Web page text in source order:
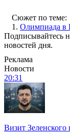
Сюжет по теме:
1. Олимпиада в
Подписывайтесь
новостей дня.
Реклама
Новости
20:31
Визит